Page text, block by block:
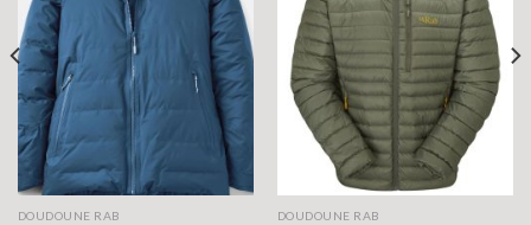
DOUDOUNE RAB DOUDOUNE RAB